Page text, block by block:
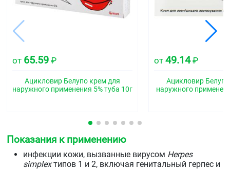
от 65.59 ₽
Ацикловир Белупо крем для
наружного применения 5% туба 10г
от49.14₽
Ацикловир
наружного
Показания к применению
инфекции кожи, вызванные вирусом Herpes
simplexтипов 1 и 2, включая генитальный герпес и